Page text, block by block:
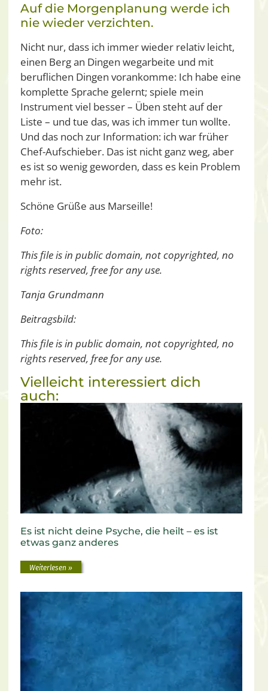
Auf die Morgenplanung werde ich
nie wieder verzichten.
Nicht nur, dass ich immer wieder relativ leicht,
einen Berg an Dingen wegarbeite und mit
beruflichen Dingen vorankomme: Ich habe eine
komplette Sprache gelernt; spiele mein
Instrument viel besser – Üben steht auf der
Liste – und tue das, was ich immer tun wollte.
Und das noch zur Information: ich war früher
Chef-Aufschieber. Das ist nicht ganz weg, aber
es ist so wenig geworden, dass es kein Problem
mehr ist.
Schöne Grüße aus Marseille!
Foto:
This file is in public domain, not copyrighted, no
rights reserved, free for any use.
Tanja Grundmann
Beitragsbild:
This file is in public domain, not copyrighted, no
rights reserved, free for any use.
Vielleicht interessiert dich
auch:
Es ist nicht deine Psyche, die heilt – es ist
etwas ganz anderes
Weiterlesen »